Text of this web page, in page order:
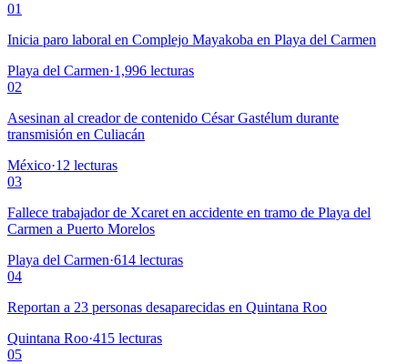
01
Inicia paro laboral en Complejo Mayakoba en Playa del Carmen
Playa del Carmen·1,996 lecturas
02
Asesinan al creador de contenido César Gastélum durante
transmisión en Culiacán
México·12 lecturas
03
Fallece trabajador de Xcaret en accidente en tramo de Playa del
Carmen a Puerto Morelos
Playa del Carmen·614 lecturas
04
Reportan a 23 personas desaparecidas en Quintana Roo
Quintana Roo·415 lecturas
05